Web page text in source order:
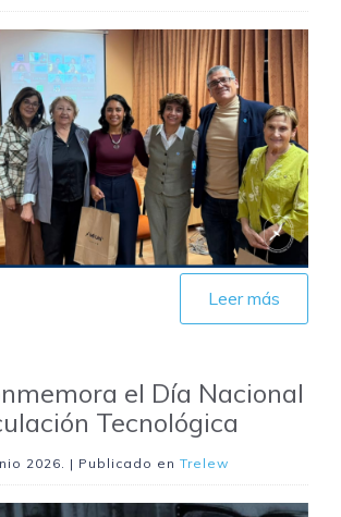
Leer más
el Día Nacional
Tecnológica
2026 . | Publicado en Trelew